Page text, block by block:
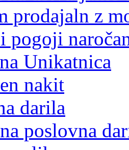
prodajaln z
pogoji
Unikatnica
nakit
darila
poslovna